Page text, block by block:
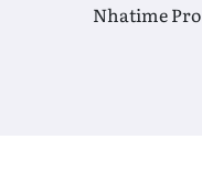
Nhatime Pro